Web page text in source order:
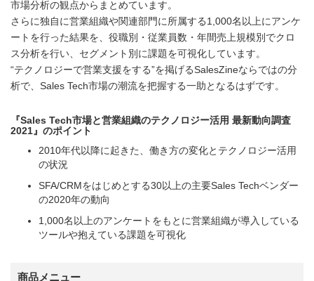
市場分析の観点からまとめています。
さらに独自に営業組織や関連部門に所属する1,000名以上にアンケ
ートを行った結果を、役職別・従業員数・年間売上規模別でクロ
ス分析を行い、セグメント別に課題を可視化しています。
“テクノロジーで営業支援をする”を掲げるSalesZineならではの分
析で、Sales Tech市場の潮流を把握する一助となるはずです。
『Sales Tech市場と営業組織のテクノロジー活用 最新動向調査
2021』のポイント
2010年代以降に起きた、働き方の変化とテクノロジー活用
の状況
SFA/CRMをはじめとする30以上の主要Sales Techベンダー
の2020年の動向
1,000名以上のアンケートをもとに営業組織が導入している
ツールや抱えている課題を可視化
商品メニュー